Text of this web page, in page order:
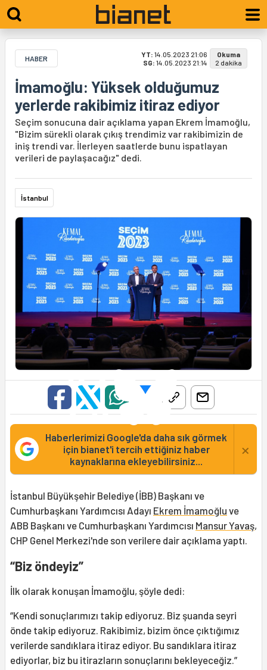
HABER YT: 14.05.2023 21:06
SG: 14.05.2023 21:14
Okuma
2 dakika
İmamoğlu: Yüksek olduğumuz
yerlerde rakibimiz itiraz ediyor
Seçim sonucuna dair açıklama yapan Ekrem İmamoğlu,
"Bizim sürekli olarak çıkış trendimiz var rakibimizin de
iniş trendi var. İlerleyen saatlerde bunu ispatlayan
verileri de paylaşacağız" dedi.
İstanbul
Haberlerimizi Google'da daha sık görmek
için bianet'i tercih ettiğiniz haber
kaynaklarına ekleyebilirsiniz...
×
İstanbul Büyükşehir Belediye (İBB) Başkanı ve
Cumhurbaşkanı Yardımcısı Adayı Ekrem İmamoğlu ve
ABB Başkanı ve Cumhurbaşkanı Yardımcısı Mansur Yavaş,
CHP Genel Merkezi'nde son verilere dair açıklama yaptı.
“Biz öndeyiz”
İlk olarak konuşan İmamoğlu, şöyle dedi:
“Kendi sonuçlarımızı takip ediyoruz. Biz şuanda seyri
önde takip ediyoruz. Rakibimiz, bizim önce çıktığımız
verilerde sandıklara itiraz ediyor. Bu sandıklara itiraz
ediyorlar, biz bu itirazların sonuçlarını bekleyeceğiz.”